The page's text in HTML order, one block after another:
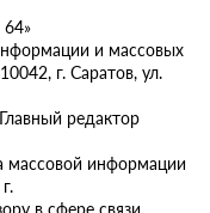
и массовых
г. Саратов, ул.
редактор
массовой информации
в сфере связи,